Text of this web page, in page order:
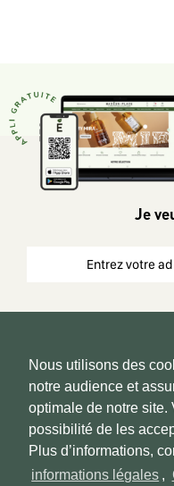
Nous utilisons des
notre audience et
optimale de notre site.
possibilité de les
Plus d’informations,
informations légales ,
Je
Copyright 2026 © www.hadeen-place.fr
Based on Kate&You MarketPlace’ solution
ESPACE INFORMATIONS
Mon compte